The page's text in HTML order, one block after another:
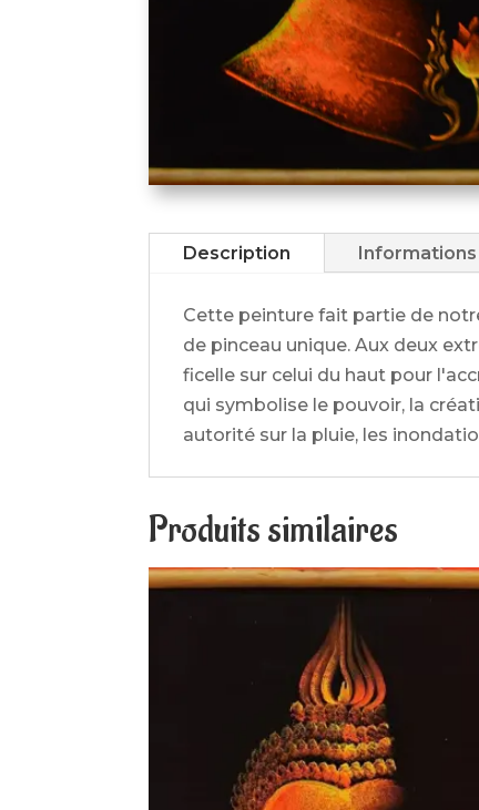
Description
Cette peinture fait partie de
de pinceau unique. Aux deux
ficelle sur celui du haut pour
qui symbolise le pouvoir, la
autorité sur la pluie, les
Produits similaires